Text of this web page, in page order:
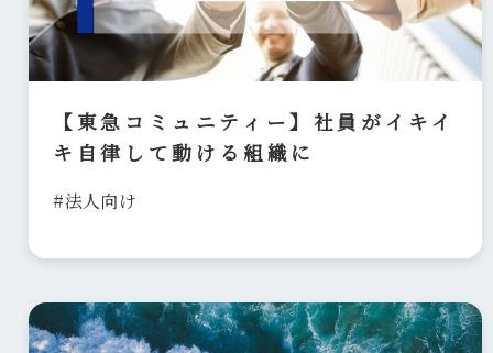
【東急コミュニティー】社員がイキイ
キ自律して動ける組織に
#法人向け